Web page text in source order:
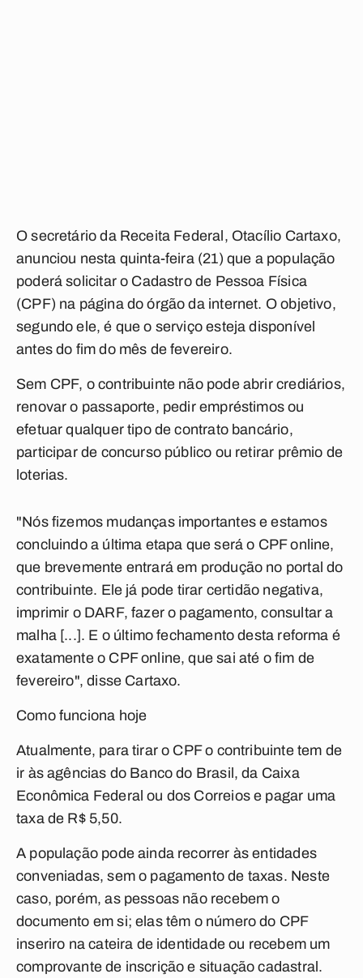
O secretário da Receita Federal, Otacílio Cartaxo,
anunciou nesta quinta-feira (21) que a população
poderá solicitar o Cadastro de Pessoa Física
(CPF) na página do órgão da internet. O objetivo,
segundo ele, é que o serviço esteja disponível
antes do fim do mês de fevereiro.
Sem CPF, o contribuinte não pode abrir crediários,
renovar o passaporte, pedir empréstimos ou
efetuar qualquer tipo de contrato bancário,
participar de concurso público ou retirar prêmio de
loterias.
"Nós fizemos mudanças importantes e estamos
concluindo a última etapa que será o CPF online,
que brevemente entrará em produção no portal do
contribuinte. Ele já pode tirar certidão negativa,
imprimir o DARF, fazer o pagamento, consultar a
malha [...]. E o último fechamento desta reforma é
exatamente o CPF online, que sai até o fim de
fevereiro", disse Cartaxo.
Como funciona hoje
Atualmente, para tirar o CPF o contribuinte tem de
ir às agências do Banco do Brasil, da Caixa
Econômica Federal ou dos Correios e pagar uma
taxa de R$ 5,50.
A população pode ainda recorrer às entidades
conveniadas, sem o pagamento de taxas. Neste
caso, porém, as pessoas não recebem o
documento em si; elas têm o número do CPF
inseriro na cateira de identidade ou recebem um
comprovante de inscrição e situação cadastral.